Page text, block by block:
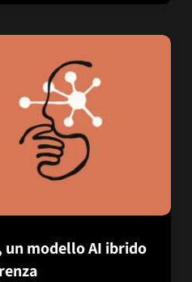
un modello AI ibrido